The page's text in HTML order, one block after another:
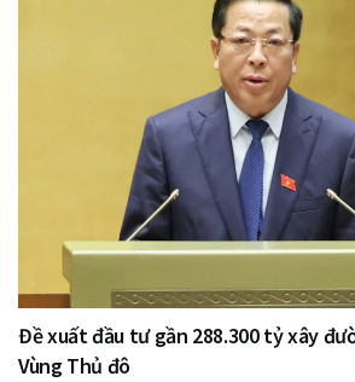
Đề xuất đầu tư gần 288.300 tỷ xây
Vùng Thủ đô